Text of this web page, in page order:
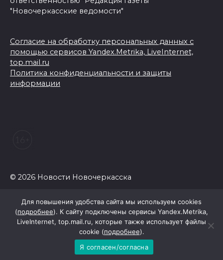
"Новочеркасские ведомости"
Согласие на обработку персональных данных с
помощью сервисов Yandex.Metrika, LiveInternet,
top.mail.ru
Политика конфиденциальности и защиты
информации
© 2026 Новости Новочеркасска
Для повышения удобства сайта мы используем cookies
(подробнее). К сайту подключены сервисы Yandex.Metrika,
LiveInternet, top.mail.ru, которые также использует файлы
cookie (подробнее).
Я согласен/согласна